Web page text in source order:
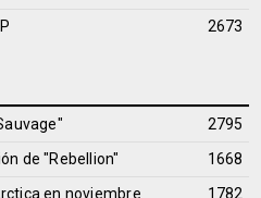
2673
2795
de "Rebellion"
1668
en noviembre
1782